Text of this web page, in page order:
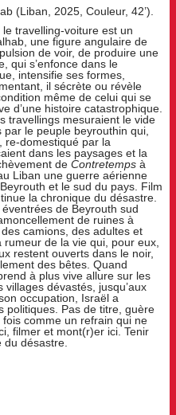
(Liban, 2025, Couleur, 42’).
le travelling-voiture est un
une figure angulaire de
de voir, de produire une
qui s’enfonce dans le
intensifie ses formes,
il sécrète ou révèle
même de celui qui se
d’une histoire catastrophique.
travellings mesuraient le vide
le peuple beyrouthin qui,
re-domestiqué par la
dans les paysages et la
de Contretemps à
Liban une guerre aérienne
et le sud du pays. Film
la chronique du désastre.
de Beyrouth sud
de ruines à
camions, des adultes et
de la vie qui, pour eux,
restent ouverts dans le noir,
des bêtes. Quand
à plus vive allure sur les
dévastés, jusqu’aux
occupation, Israël a
politiques. Pas de titre, guère
comme un refrain qui ne
filmer et mont(r)er ici. Tenir
désastre.